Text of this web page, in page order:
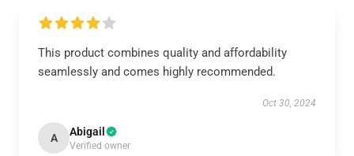
This product combines quality and affordability
seamlessly and comes highly recommended.
Oct 30, 2024
A Abigail
Verified owner